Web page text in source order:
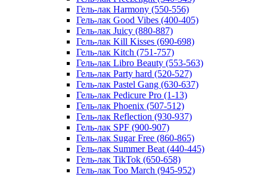
Гель-лак Harmony (550-556)
Гель-лак Good Vibes (400-405)
Гель-лак Juicy (880-887)
Гель-лак Kill Kisses (690-698)
Гель-лак Kitch (751-757)
Гель-лак Libro Beauty (553-563)
Гель-лак Party hard (520-527)
Гель-лак Pastel Gang (630-637)
Гель-лак Pedicure Pro (1-13)
Гель-лак Phoenix (507-512)
Гель-лак Reflection (930-937)
Гель-лак SPF (900-907)
Гель-лак Sugar Free (860-865)
Гель-лак Summer Beat (440-445)
Гель-лак TikTok (650-658)
Гель-лак Too March (945-952)